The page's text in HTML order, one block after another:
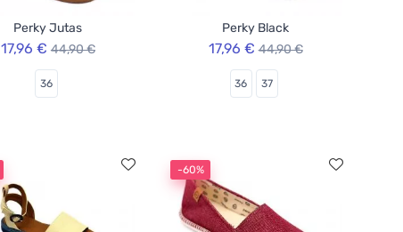
Perky Jutas
17,96 € 44,90 €
36
Perky Black
17,96 € 44,90 €
36 37
-60%